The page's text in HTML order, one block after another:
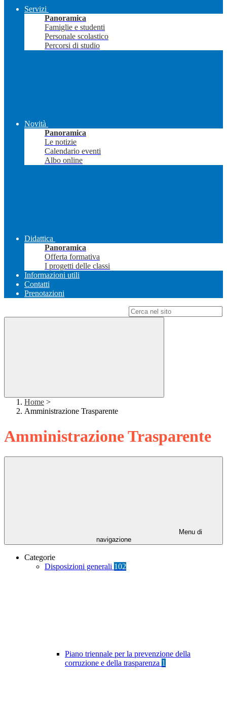
Servizi
Panoramica
Famiglie e studenti
Personale scolastico
Percorsi di studio
Novità
Panoramica
Le notizie
Calendario eventi
Albo online
Didattica
Panoramica
Offerta formativa
I progetti delle classi
Informazioni utili
Contatti
Prenotazioni
Home >
Amministrazione Trasparente
Amministrazione Trasparente
Menu di
navigazione
Categorie
Disposizioni generali 102
Piano triennale per la prevenzione della
corruzione e della trasparenza 1